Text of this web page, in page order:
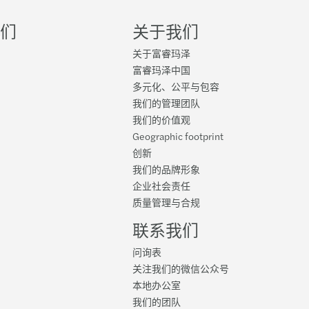
观点：2018/2019年入境并购报告
可持续性：对5个问题的回答
可持续性：定义未来的5项创新
泰国成为Xero白金合作伙伴
价：集团内部贷款和担保
中审众环发布《2021中国消费者：生活方式消
中审众环2021进博会活动
2021 | The Future of Audit in APAC
轮：是什么推动了21世纪产业流动性的变革
中审众环亮相首届中国国际消费品博览会
关于我们
关于富睿玛泽
富睿玛泽中国
多元化、公平与包容
我们的管理团队
我们的价值观
Geographic footprint
创新
我们的品牌形象
企业社会责任
质量管理与合规
联系我们
问询表
关注我们的微信公众号
本地办公室
我们的团队